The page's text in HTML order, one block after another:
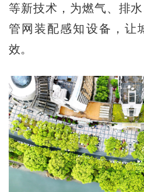
等新技术，为燃气、排
管网装配感知设备，让
效。